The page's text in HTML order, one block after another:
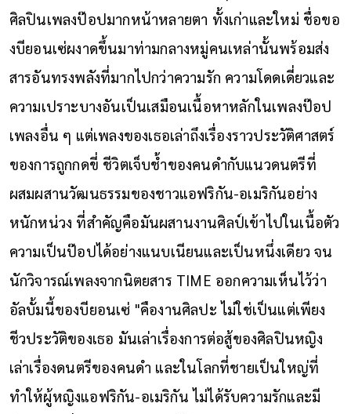
ศิลปินเพลงป๊อปมากหน้าหลายตา ทั้งเก่าและใหม่ ชื่อขอ
งบียอนเซ่ผงาดขึ้นมาท่ามกลางหมู่คนเหล่านั้นพร้อมส่ง
สารอันทรงพลังที่มากไปกว่าความรัก ความโดดเดี่ยวและ
ความเปราะบางอันเป็นเสมือนเนื้อหาหลักในเพลงป๊อป
เพลงอื่น ๆ แต่เพลงของเธอเล่าถึงเรื่องราวประวัติศาสตร์
ของการถูกกดขี่ ชีวิตเจ็บช้ำของคนดำกับแนวดนตรีที่
ผสมผสานวัฒนธรรมของชาวแอฟริกัน-อเมริกันอย่าง
หนักหน่วง ที่สำคัญคือมันผสานงานศิลป์เข้าไปในเนื้อตัว
ความเป็นป๊อปได้อย่างแนบเนียนและเป็นหนึ่งเดียว จน
นักวิจารณ์เพลงจากนิตยสาร TIME ออกความเห็นไว้ว่า
อัลบั้มนี้ของบียอนเซ่ "คืองานศิลปะ ไม่ใช่เป็นแต่เพียง
ชีวประวัติของเธอ มันเล่าเรื่องการต่อสู้ของศิลปินหญิง
เล่าเรื่องดนตรีของคนดำ และในโลกที่ชายเป็นใหญ่ที่
ทำให้ผู้หญิงแอฟริกัน-อเมริกัน ไม่ได้รับความรักและมี